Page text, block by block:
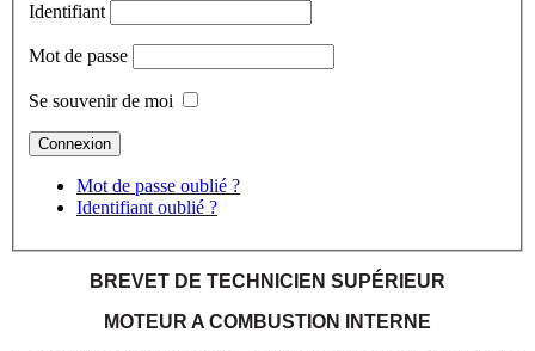
Identifiant
Mot de passe
Se souvenir de moi
Mot de passe oublié ?
Identifiant oublié ?
BREVET DE TECHNICIEN SUPÉRIEUR
MOTEUR A COMBUSTION INTERNE